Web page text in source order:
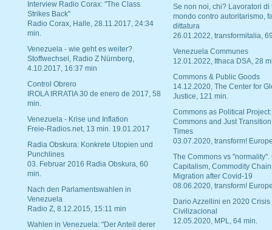
Interview Radio Corax: "The Class
Strikes Back"
Radio Corax, Halle, 28.11.2017, 24:34
min.
Venezuela - wie geht es weiter?
Stoffwechsel, Radio Z Nürnberg,
4.10.2017, 16:37 min
Control Obrero
IROLA IRRATIA 30 de enero de 2017, 58
min.
Venezuela - Krise und Inflation
Freie-Radios.net, 13 min. 19.01.2017
Radia Obskura: Konkrete Utopien und
Punchlines
03. Februar 2016 Radia Obskura, 60
min.
Nach den Parlamentswahlen in
Venezuela
Radio Z, 8.12.2015, 15:11 min
Wahlen in Venezuela: "Der Anteil derer
Se non noi, chi? Lavoratori di
mondo contro autoritarismo,
dittatura
26.01.2022, transformitalia,
Venezuela Communes
12.01.2022, Ithaca DSA, 28
Commons & Public Goods
14.12.2020, The Center for
Justice, 121 min.
Commons as Political Project:
Commons and Just
Times
03.07.2020, transform!
The Commons vs "normality".
Capitalism, Commodity
Migration after Covid-19
08.06.2020, transform!
Dario Azzellini en 2020 Crisis
Civilizacional
12.05.2020, MPL, 64 min.